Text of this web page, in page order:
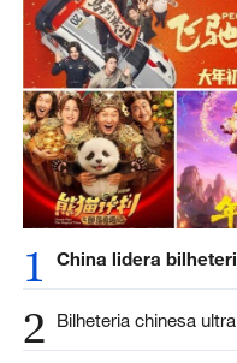
1 China lidera
2 Bilheteria chinesa